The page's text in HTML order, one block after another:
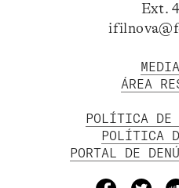
Ext.
ÁREA
POLÍTICA DE
POLÍTICA
PORTAL DE